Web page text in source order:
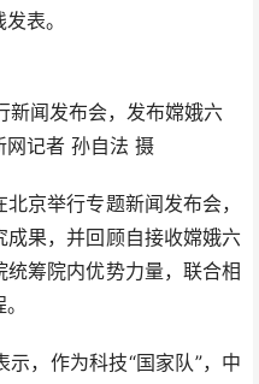
表。
新闻发布会，发布嫦娥六
网记者 孙自法 摄
京举行专题新闻发布会，
果，并回顾自接收嫦娥六
筹院内优势力量，联合相
，作为科技“国家队”，中